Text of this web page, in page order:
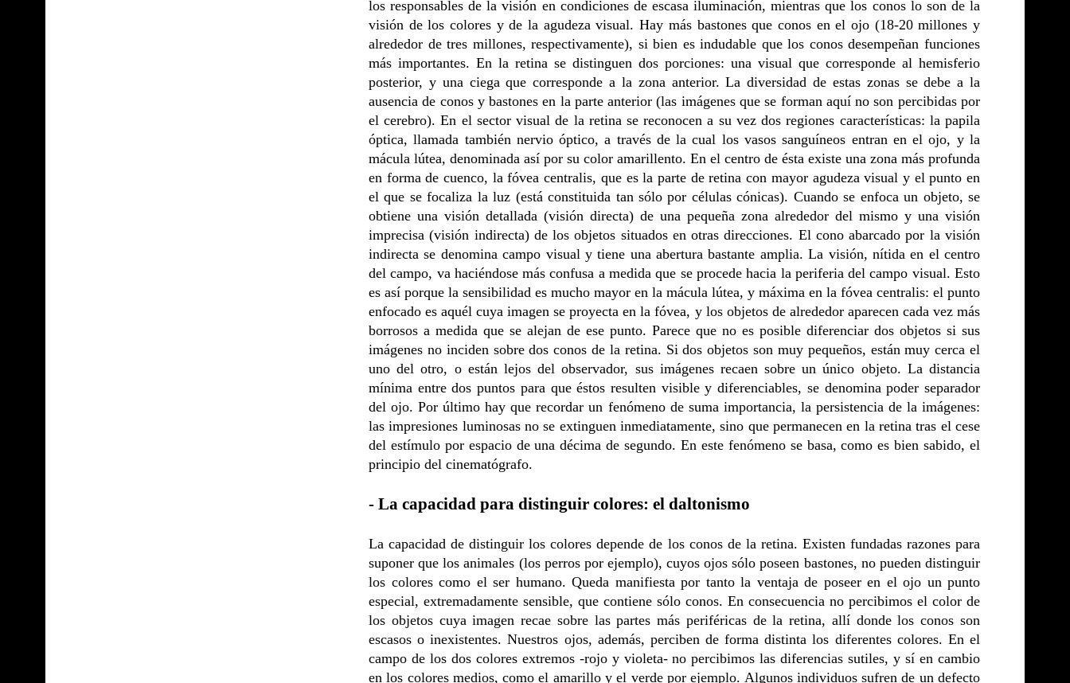
los responsables de la visión en condiciones de escasa iluminación, mientras que los conos lo son de la
visión de los colores y de la agudeza visual. Hay más bastones que conos en el ojo (18-20 millones y
alrededor de tres millones, respectivamente), si bien es indudable que los conos desempeñan funciones
más importantes. En la retina se distinguen dos porciones: una visual que corresponde al hemisferio
posterior, y una ciega que corresponde a la zona anterior. La diversidad de estas zonas se debe a la
ausencia de conos y bastones en la parte anterior (las imágenes que se forman aquí no son percibidas por
el cerebro). En el sector visual de la retina se reconocen a su vez dos regiones características: la papila
óptica, llamada también nervio óptico, a través de la cual los vasos sanguíneos entran en el ojo, y la
mácula lútea, denominada así por su color amarillento. En el centro de ésta existe una zona más profunda
en forma de cuenco, la fóvea centralis, que es la parte de retina con mayor agudeza visual y el punto en
el que se focaliza la luz (está constituida tan sólo por células cónicas). Cuando se enfoca un objeto, se
obtiene una visión detallada (visión directa) de una pequeña zona alrededor del mismo y una visión
imprecisa (visión indirecta) de los objetos situados en otras direcciones. El cono abarcado por la visión
indirecta se denomina campo visual y tiene una abertura bastante amplia. La visión, nítida en el centro
del campo, va haciéndose más confusa a medida que se procede hacia la periferia del campo visual. Esto
es así porque la sensibilidad es mucho mayor en la mácula lútea, y máxima en la fóvea centralis: el punto
enfocado es aquél cuya imagen se proyecta en la fóvea, y los objetos de alrededor aparecen cada vez más
borrosos a medida que se alejan de ese punto. Parece que no es posible diferenciar dos objetos si sus
imágenes no inciden sobre dos conos de la retina. Si dos objetos son muy pequeños, están muy cerca el
uno del otro, o están lejos del observador, sus imágenes recaen sobre un único objeto. La distancia
mínima entre dos puntos para que éstos resulten visible y diferenciables, se denomina poder separador
del ojo. Por último hay que recordar un fenómeno de suma importancia, la persistencia de la imágenes:
las impresiones luminosas no se extinguen inmediatamente, sino que permanecen en la retina tras el cese
del estímulo por espacio de una décima de segundo. En este fenómeno se basa, como es bien sabido, el
principio del cinematógrafo.
- La capacidad para distinguir colores: el daltonismo
La capacidad de distinguir los colores depende de los conos de la retina. Existen fundadas razones para
suponer que los animales (los perros por ejemplo), cuyos ojos sólo poseen bastones, no pueden distinguir
los colores como el ser humano. Queda manifiesta por tanto la ventaja de poseer en el ojo un punto
especial, extremadamente sensible, que contiene sólo conos. En consecuencia no percibimos el color de
los objetos cuya imagen recae sobre las partes más periféricas de la retina, allí donde los conos son
escasos o inexistentes. Nuestros ojos, además, perciben de forma distinta los diferentes colores. En el
campo de los dos colores extremos -rojo y violeta- no percibimos las diferencias sutiles, y sí en cambio
en los colores medios, como el amarillo y el verde por ejemplo. Algunos individuos sufren de un defecto